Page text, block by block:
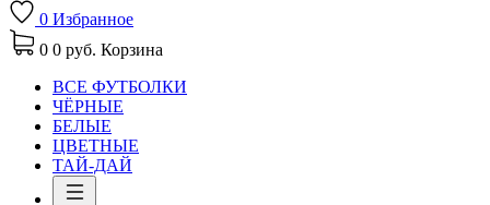
0 Избранное
0 0 руб. Корзина
ВСЕ ФУТБОЛКИ
ЧЁРНЫЕ
БЕЛЫЕ
ЦВЕТНЫЕ
ТАЙ-ДАЙ